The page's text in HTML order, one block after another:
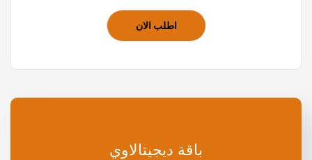
اطلب الان
باقة ديجيتالاوي